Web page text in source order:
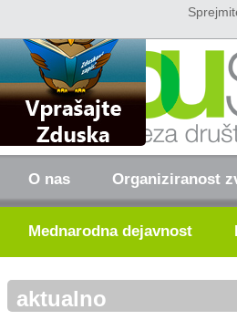
O nas Organiziranost
Mednarodna dejavnost
aktualno